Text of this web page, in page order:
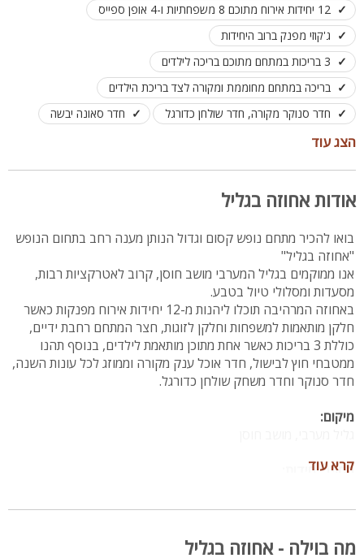
12 יחידות אירוח מתוכם 8 משפחתיות ו-4 אופן ספייס
ג'קוזי מפנק ברוב היחידות
3 בריכות במתחם מתוכם בריכה לילדים
בריכה במתחם מחוממת ומקורה לצד בריכת הילדים
חדר סנוקר מקורה, חדר שולחן כדורגל
חדר סאונה יבשה
חדר אוכל ממוזג מאובזר עם שולחנות כיסאות
לנופש משפחות, קבוצות גדולות, שבתות חתן ועוד
הצג עוד
אודות אחוזה בגליל
בואו להכיר מתחם נופש קסום וגדול הנותן מענה רחב בתחום הנופש
"אחוזה בגליל"
אנו ממוקמים בגליל המערבי מושב חוסן, קרוב לאטרקציות רבות,
מסעדות ומסלולי טיול בטבע.
באחוזה המרהיבה תוכלו ליהנות מ-12 יחידות אירוח מפנקות כאשר
חלקן מותאמות למשפחות וחלקן לזוגות, חצר המתחם רחבת ידיים,
כוללת 3 בריכות כאשר אחת מתוכן מותאמת לילדים, בנוסף תהנו
ממטבחי חוץ לבישול, חדר אוכל ענק מקורה וממוזג לכל עונות השנה,
חדר סנוקר וחדר משחק שולחן כדורגל.
מיקום:
מספר יחידות:
7 יחידות משפחתיות הכוללות 2 חדרי שינה
4 סוויטות אופן ספייס
קרא עוד
מה בוילה - אחוזה בגליל